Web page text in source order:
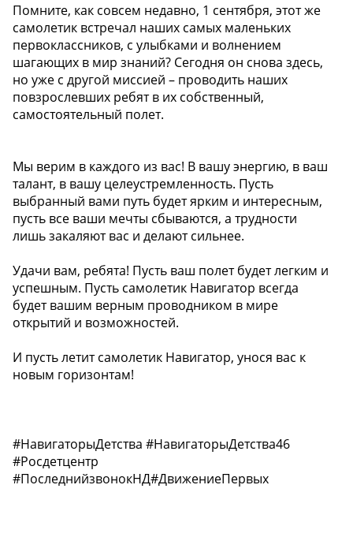
Помните, как совсем недавно, 1 сентября, этот же
самолетик встречал наших самых маленьких
первоклассников, с улыбками и волнением
шагающих в мир знаний? Сегодня он снова здесь,
но уже с другой миссией – проводить наших
повзрослевших ребят в их собственный,
самостоятельный полет.
Мы верим в каждого из вас! В вашу энергию, в ваш
талант, в вашу целеустремленность. Пусть
выбранный вами путь будет ярким и интересным,
пусть все ваши мечты сбываются, а трудности
лишь закаляют вас и делают сильнее.
Удачи вам, ребята! Пусть ваш полет будет легким и
успешным. Пусть самолетик Навигатор всегда
будет вашим верным проводником в мире
открытий и возможностей.
И пусть летит самолетик Навигатор, унося вас к
новым горизонтам!
#НавигаторыДетства #НавигаторыДетства46
#Росдетцентр
#ПоследнийзвонокНД#ДвижениеПервых